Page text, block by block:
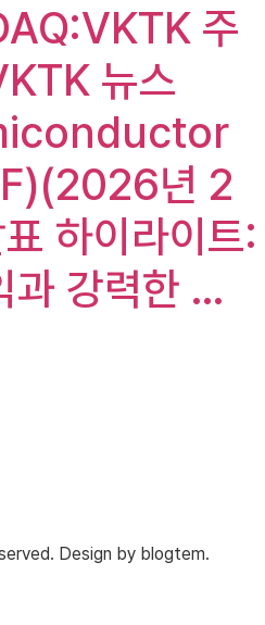
주
뉴스
년 2
하이라이트:
과 강력한 …
Design by blogtem.